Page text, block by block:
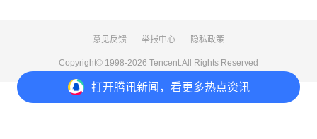
打开腾讯新闻，看更多热点资讯
意见反馈 举报中心 隐私政策
Copyright© 1998-2026 Tencent.All Rights Reserved